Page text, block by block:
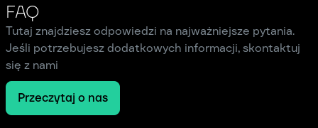
FAQ
Tutaj znajdziesz odpowiedzi na najważniejsze pytania.
Jeśli potrzebujesz dodatkowych informacji, skontaktuj
się z nami
Przeczytaj o nas